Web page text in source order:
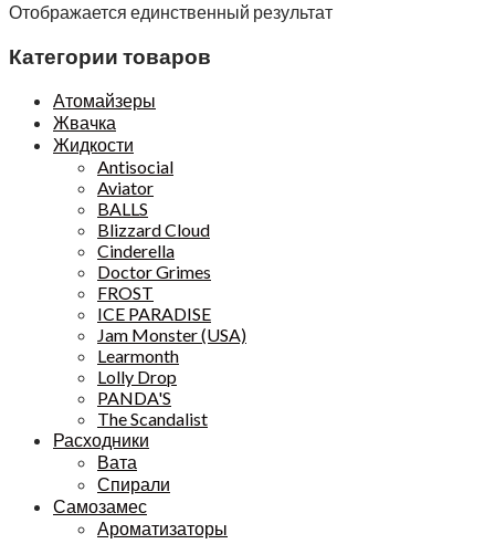
Отображается единственный результат
Категории товаров
Атомайзеры
Жвачка
Жидкости
Antisocial
Aviator
BALLS
Blizzard Cloud
Cinderella
Doctor Grimes
FROST
ICE PARADISE
Jam Monster (USA)
Learmonth
Lolly Drop
PANDA'S
The Scandalist
Расходники
Вата
Спирали
Самозамес
Ароматизаторы